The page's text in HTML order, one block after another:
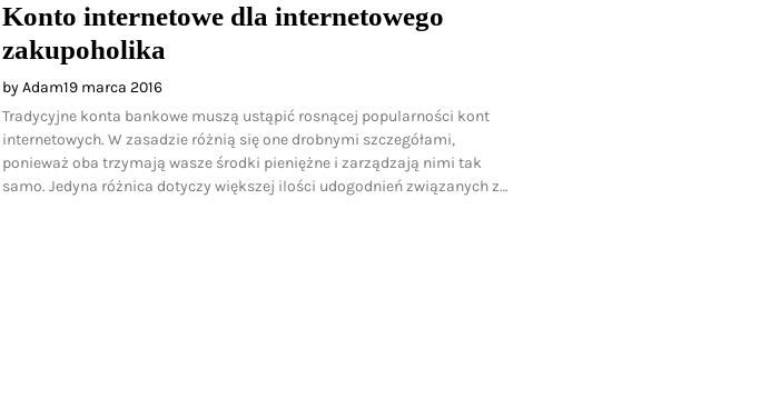
Konto internetowe dla internetowego
zakupoholika
by Adam19 marca 2016
Tradycyjne konta bankowe muszą ustąpić rosnącej popularności kont
internetowych. W zasadzie różnią się one drobnymi szczegółami,
ponieważ oba trzymają wasze środki pieniężne i zarządzają nimi tak
samo. Jedyna różnica dotyczy większej ilości udogodnień związanych z…